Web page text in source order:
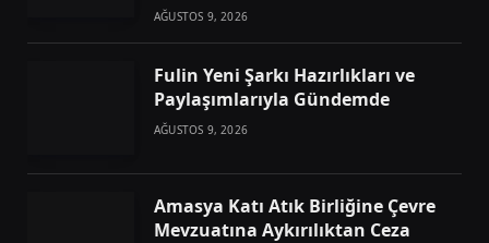
AĞUSTOS 9, 2026
Fulin Yeni Şarkı Hazırlıkları ve
Paylaşımlarıyla Gündemde
AĞUSTOS 9, 2026
Amasya Katı Atık Birliğine Çevre
Mevzuatına Aykırılıktan Ceza